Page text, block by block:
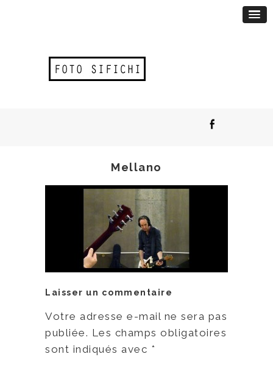
Mellano
Laisser un commentaire
Votre adresse e-mail ne sera pas
publiée. Les champs obligatoires
sont indiqués avec *